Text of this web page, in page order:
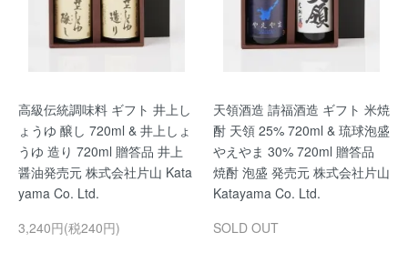
高級伝統調味料 ギフト 井上し
ょうゆ 醸し 720ml & 井上しょ
うゆ 造り 720ml 贈答品 井上
醤油発売元 株式会社片山 Kata
yama Co. Ltd.
3,240円(税240円)
天領酒造 請福酒造 ギフト 米焼
酎 天領 25% 720ml & 琉球泡盛
やえやま 30% 720ml 贈答品
焼酎 泡盛 発売元 株式会社片山
Katayama Co. Ltd.
SOLD OUT